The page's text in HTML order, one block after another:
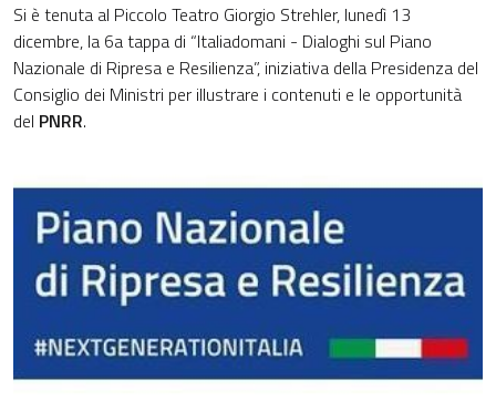
Si è tenuta al Piccolo Teatro Giorgio Strehler, lunedì 13
dicembre, la 6a tappa di “Italiadomani - Dialoghi sul Piano
Nazionale di Ripresa e Resilienza”, iniziativa della Presidenza del
Consiglio dei Ministri per illustrare i contenuti e le opportunità
del PNRR.